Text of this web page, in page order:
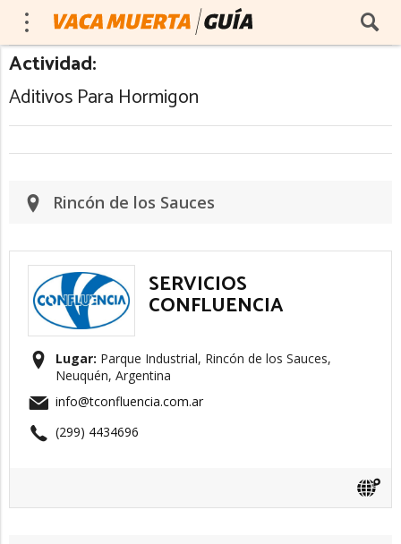
Actividad:
Aditivos Para Hormigon
Rincón de los Sauces
SERVICIOS
CONFLUENCIA
Lugar: Parque Industrial, Rincón de los Sauces,
Neuquén, Argentina
info@tconfluencia.com.ar
(299) 4434696